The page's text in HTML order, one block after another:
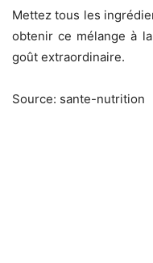
Mettez tous les
obtenir ce mélange à
goût extraordinaire.
Source: sante-nutrition